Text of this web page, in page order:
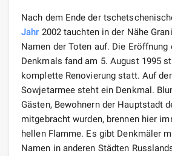
Nach dem Ende der
Jahr 2002 tauchten in der Nähe
Namen der Toten auf. Die Eröffnung
Denkmals fand am 5. August 1995
komplette Renovierung statt. Auf
Sowjetarmee steht ein Denkmal.
Gästen, Bewohnern der Hauptstadt
mitgebracht wurden, brennen hier
hellen Flamme. Es gibt Denkmäler
Namen in anderen Städten